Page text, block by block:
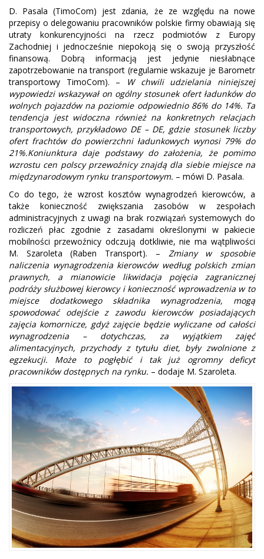
D. Pasala (TimoCom) jest zdania, że ze względu na nowe
przepisy o delegowaniu pracowników polskie firmy obawiają się
utraty konkurencyjności na rzecz podmiotów z Europy
Zachodniej i jednocześnie niepokoją się o swoją przyszłość
finansową. Dobrą informacją jest jedynie niesłabnące
zapotrzebowanie na transport (regularnie wskazuje je Barometr
transportowy TimoCom). – W chwili udzielania niniejszej
wypowiedzi wskazywał on ogólny stosunek ofert ładunków do
wolnych pojazdów na poziomie odpowiednio 86% do 14%. Ta
tendencja jest widoczna również na konkretnych relacjach
transportowych, przykładowo DE – DE, gdzie stosunek liczby
ofert frachtów do powierzchni ładunkowych wynosi 79% do
21%.Koniunktura daje podstawy do założenia, że pomimo
wzrostu cen polscy przewoźnicy znajdą dla siebie miejsce na
międzynarodowym rynku transportowym. – mówi D. Pasala.
Co do tego, że wzrost kosztów wynagrodzeń kierowców, a
także konieczność zwiększania zasobów w zespołach
administracyjnych z uwagi na brak rozwiązań systemowych do
rozliczeń płac zgodnie z zasadami określonymi w pakiecie
mobilności przewoźnicy odczują dotkliwie, nie ma wątpliwości
M. Szaroleta (Raben Transport). – Zmiany w sposobie
naliczenia wynagrodzenia kierowców według polskich zmian
prawnych, a mianowicie likwidacja pojęcia zagranicznej
podróży służbowej kierowcy i konieczność wprowadzenia w to
miejsce dodatkowego składnika wynagrodzenia, mogą
spowodować odejście z zawodu kierowców posiadających
zajęcia komornicze, gdyż zajęcie będzie wyliczane od całości
wynagrodzenia – dotychczas, za wyjątkiem zajęć
alimentacyjnych, przychody z tytułu diet, były zwolnione z
egzekucji. Może to pogłębić i tak już ogromny deficyt
pracowników dostępnych na rynku. – dodaje M. Szaroleta.